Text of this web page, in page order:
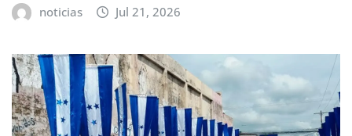
noticias Jul 21, 2026